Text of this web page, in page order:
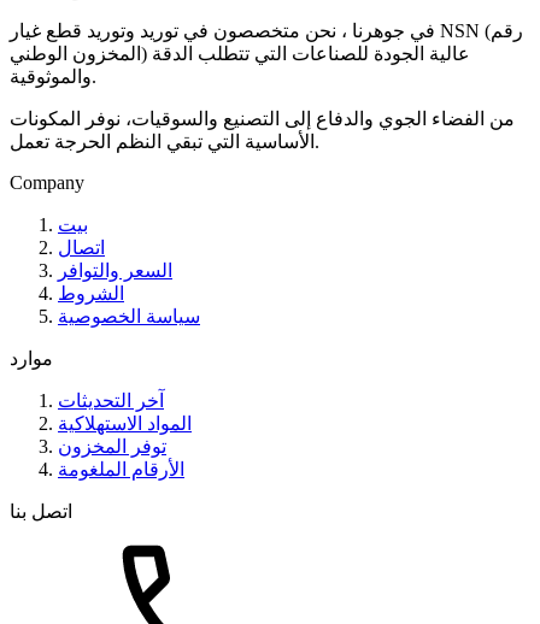
في جوهرنا ، نحن متخصصون في توريد وتوريد قطع غيار NSN (رقم
المخزون الوطني) عالية الجودة للصناعات التي تتطلب الدقة
والموثوقية.
من الفضاء الجوي والدفاع إلى التصنيع والسوقيات، نوفر المكونات
الأساسية التي تبقي النظم الحرجة تعمل.
Company
بيت
اتصال
السعر والتوافر
الشروط
سياسة الخصوصية
موارد
آخر التحديثات
المواد الاستهلاكية
توفر المخزون
الأرقام الملغومة
اتصل بنا